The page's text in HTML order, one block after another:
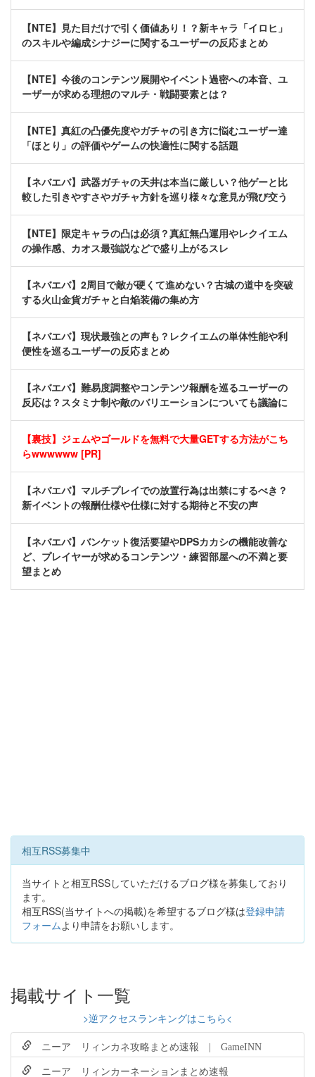
【NTE】見た目だけで引く価値あり！？新キャラ「イロヒ」
のスキルや編成シナジーに関するユーザーの反応まとめ
【NTE】今後のコンテンツ展開やイベント過密への本音、ユ
ーザーが求める理想のマルチ・戦闘要素とは？
【NTE】真紅の凸優先度やガチャの引き方に悩むユーザー達
「ほとり」の評価やゲームの快適性に関する話題
【ネバエバ】武器ガチャの天井は本当に厳しい？他ゲーと比
較した引きやすさやガチャ方針を巡り様々な意見が飛び交う
【NTE】限定キャラの凸は必須？真紅無凸運用やレクイエム
の操作感、カオス最強説などで盛り上がるスレ
【ネバエバ】2周目で敵が硬くて進めない？古城の道中を突破
する火山金貨ガチャと白焔装備の集め方
【ネバエバ】現状最強との声も？レクイエムの単体性能や利
便性を巡るユーザーの反応まとめ
【ネバエバ】難易度調整やコンテンツ報酬を巡るユーザーの
反応は？スタミナ制や敵のバリエーションについても議論に
【裏技】ジェムやゴールドを無料で大量GETする方法がこち
らwwwwww [PR]
【ネバエバ】マルチプレイでの放置行為は出禁にするべき？
新イベントの報酬仕様や仕様に対する期待と不安の声
【ネバエバ】バンケット復活要望やDPSカカシの機能改善な
ど、プレイヤーが求めるコンテンツ・練習部屋への不満と要
望まとめ
相互RSS募集中
当サイトと相互RSSしていただけるブログ様を募集しており
ます。
相互RSS(当サイトへの掲載)を希望するブログ様は登録申請
フォームより申請をお願いします。
掲載サイト一覧
>逆アクセスランキングはこちら<
ニーア リィンカネ攻略まとめ速報 | GameINN
ニーア リィンカーネーションまとめ速報